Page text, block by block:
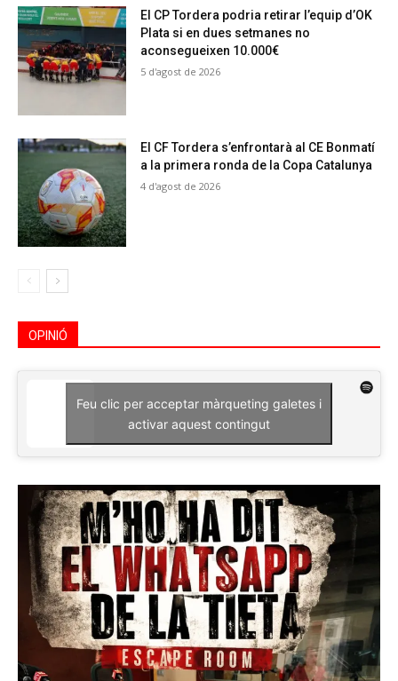
El CP Tordera podria retirar l’equip d’OK
Plata si en dues setmanes no
aconsegueixen 10.000€
5 d'agost de 2026
El CF Tordera s’enfrontarà al CE Bonmatí
a la primera ronda de la Copa Catalunya
4 d'agost de 2026
OPINIÓ
Feu clic per acceptar màrqueting galetes i
activar aquest contingut